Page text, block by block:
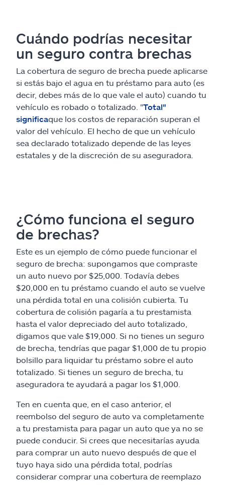
Cuándo podrías necesitar
un seguro contra brechas
La cobertura de seguro de brecha puede aplicarse
si estás bajo el agua en tu préstamo para auto (es
decir, debes más de lo que vale el auto) cuando tu
vehículo es robado o totalizado. "Total"
significaque los costos de reparación superan el
valor del vehículo. El hecho de que un vehículo
sea declarado totalizado depende de las leyes
estatales y de la discreción de su aseguradora.
¿Cómo funciona el seguro
de brechas?
Este es un ejemplo de cómo puede funcionar el
seguro de brecha: supongamos que compraste
un auto nuevo por $25,000. Todavía debes
$20,000 en tu préstamo cuando el auto se vuelve
una pérdida total en una colisión cubierta. Tu
cobertura de colisión pagaría a tu prestamista
hasta el valor depreciado del auto totalizado,
digamos que vale $19,000. Si no tienes un seguro
de brecha, tendrías que pagar $1,000 de tu propio
bolsillo para liquidar tu préstamo sobre el auto
totalizado. Si tienes un seguro de brecha, tu
aseguradora te ayudará a pagar los $1,000.
Ten en cuenta que, en el caso anterior, el
reembolso del seguro de auto va completamente
a tu prestamista para pagar un auto que ya no se
puede conducir. Si crees que necesitarías ayuda
para comprar un auto nuevo después de que el
tuyo haya sido una pérdida total, podrías
considerar comprar una cobertura de reemplazo